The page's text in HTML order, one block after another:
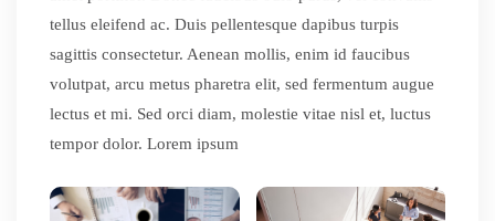
tellus eleifend ac. Duis pellentesque dapibus turpis
sagittis consectetur. Aenean mollis, enim id faucibus
volutpat, arcu metus pharetra elit, sed fermentum augue
lectus et mi. Sed orci diam, molestie vitae nisl et, luctus
tempor dolor. Lorem ipsum